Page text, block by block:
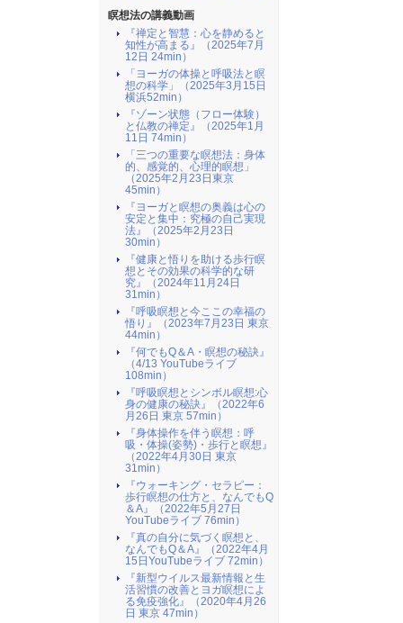
瞑想法の講義動画
『禅定と智慧：心を静めると
知性が高まる』（2025年7月
12日 24min）
「ヨーガの体操と呼吸法と瞑
想の科学」（2025年3月15日
横浜52min）
『ゾーン状態（フロー体験）
と仏教の禅定』（2025年1月
11日 74min）
「三つの重要な瞑想法：身体
的、感覚的、心理的瞑想」
（2025年2月23日東京
45min）
『ヨーガと瞑想の奥義は心の
安定と集中：究極の自己実現
法』（2025年2月23日
30min）
『健康と悟りを助ける歩行瞑
想とその効果の科学的な研
究』（2024年11月24日
31min）
『呼吸瞑想と今ここの幸福の
悟り』（2023年7月23日 東京
44min）
『何でもQ＆A・瞑想の秘訣』
（4/13 YouTubeライブ
108min）
『呼吸瞑想とシンボル瞑想:心
身の健康の秘訣』（2022年6
月26日 東京 57min）
『身体操作を伴う瞑想：呼
吸・体操(姿勢)・歩行と瞑想』
（2022年4月30日 東京
31min）
『ウォーキング・セラピー：
歩行瞑想の仕方と、なんでもQ
＆A』（2022年5月27日
YouTubeライブ 76min）
『真の自分に気づく瞑想と、
なんでもQ＆A』（2022年4月
15日YouTubeライブ 72min）
『新型ウイルス最新情報と生
活習慣の改善とヨガ瞑想によ
る免疫強化』（2020年4月26
日 東京 47min）